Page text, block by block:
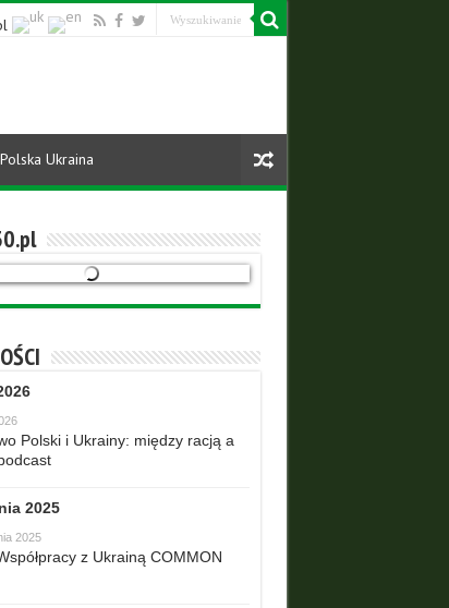
Ukraina
Polski i Ukrainy: między racją a
2025
2025
z Ukrainą COMMON